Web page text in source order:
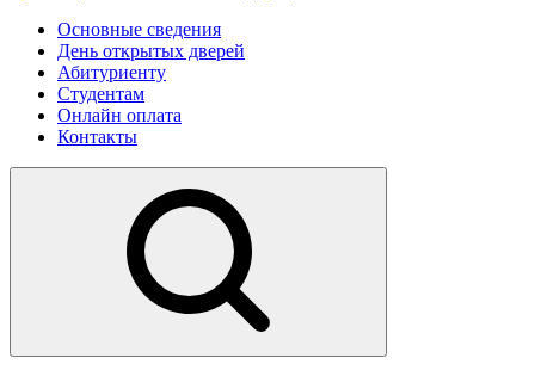
Основные сведения
День открытых дверей
Абитуриенту
Студентам
Онлайн оплата
Контакты